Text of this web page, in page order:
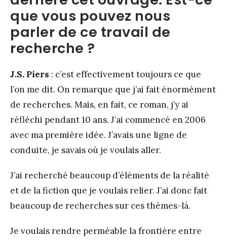
que vous pouvez nous
parler de ce travail de
recherche ?
J.S. Piers : c’est effectivement toujours ce que
l’on me dit. On remarque que j’ai fait énormément
de recherches. Mais, en fait, ce roman, j’y ai
réfléchi pendant 10 ans. J’ai commencé en 2006
avec ma première idée. J’avais une ligne de
conduite, je savais où je voulais aller.
J’ai recherché beaucoup d’éléments de la réalité
et de la fiction que je voulais relier. J’ai donc fait
beaucoup de recherches sur ces thèmes-là.
Je voulais rendre perméable la frontière entre